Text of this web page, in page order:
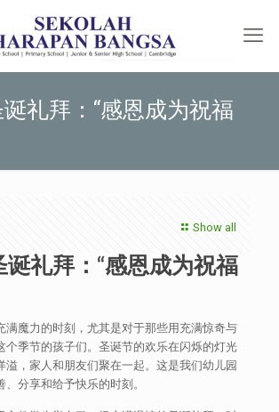
礼拜：“感恩成为祝福
Show all
诞礼拜：“感恩成为祝福
满魔力的时刻，尤其是对于那些用充满惊奇与
个季节的孩子们。圣诞节的欢乐在闪烁的灯光
溢，家人和朋友们聚在一起。这是我们幼儿园
、分享和给予快乐的时刻。